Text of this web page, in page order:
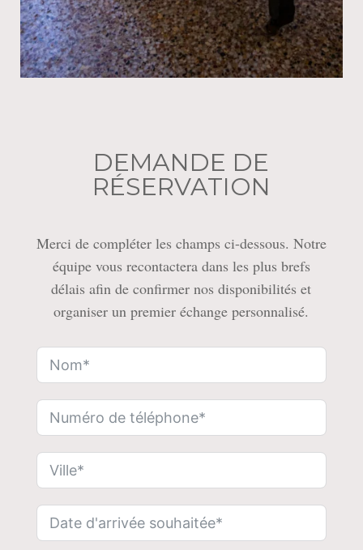
DEMANDE DE
RÉSERVATION
Merci de compléter les champs ci-dessous. Notre
équipe vous recontactera dans les plus brefs
délais afin de confirmer nos disponibilités et
organiser un premier échange personnalisé.